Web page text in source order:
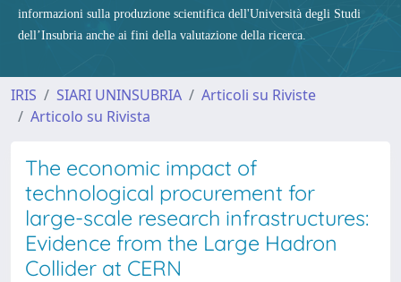
informazioni sulla produzione scientifica dell'Università degli Studi
dell’Insubria anche ai fini della valutazione della ricerca.
IRIS SIARI UNINSUBRIA
Articoli su Riviste
Articolo su Rivista
The economic impact of
technological procurement for
large-scale research infrastructures:
Evidence from the Large Hadron
Collider at CERN